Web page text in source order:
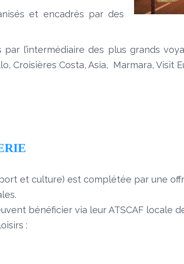
et encadrés par des
par l’intermédiaire des plus grands
Croisières Costa, Asia, Marmara, Visit
et culture) est complétée par une
bénéficier via leur ATSCAF locale
: